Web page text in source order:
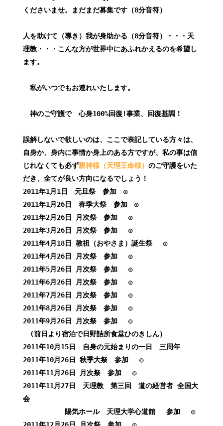
くださいませ。まだまだ募集です（8分音符）
人を助けて（導き）我が身助かる（8分音符）
・・・天
理教・・・こんな方が世界中にあふれかえるのを希望し
ます。
私がいつでもお連れいたします。
神のご守護で 心身100%回復!事業、回復基調！
誤解しないで欲しいのは、ここで表記している方々は、
自身か、身内に事情か身上のある方ですが、私の事は信
じれなくても必ず親神様（天理王命様）のご守護をいた
だき、全てが良い方向になるでしょう！
2011年1月1日 元旦祭 参加 ◎
2011年1月26日 春季大祭 参加 ◎
2011年2月26日 月次祭 参加 ◎
2011年3月26日 月次祭 参加 ◎
2011年4月18日 教祖（おやさま）誕生祭 ◎
2011年4月26日 月次祭 参加 ◎
2011年5月26日 月次祭 参加 ◎
2011年6月26日 月次祭 参加 ◎
2011年7月26日 月次祭 参加 ◎
2011年8月26日 月次祭 参加 ◎
2011年9月26日 月次祭 参加 ◎
(前日より宿泊で日野詰所食堂ひのきしん）
2011年10月15日
自身の元始まりの一日 三周年
2011年10月26日 秋季大祭 参加 ◎
2011年11月26日 月次祭 参加 ◎
2011年11月27日 天理教 第三回 道の経営者 全国大
会
陽気ホール 天理大学心道館
参加 ◎